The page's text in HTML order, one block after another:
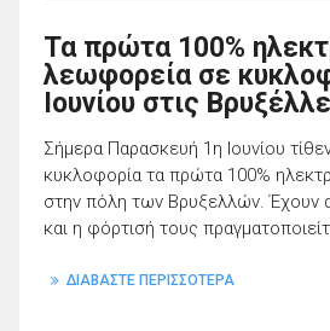
Τα πρώτα 100%
λεωφορεία σε
Ιουνίου στις
Σήμερα Παρασκευή 1η Ιουνίου
κυκλοφορία τα πρώτα 100%
στην πόλη των Βρυξελλών. Έχουν
και η φόρτισή τους
ΔΙΑΒΑΣΤΕ ΠΕΡΙΣΣΟΤΕΡΑ